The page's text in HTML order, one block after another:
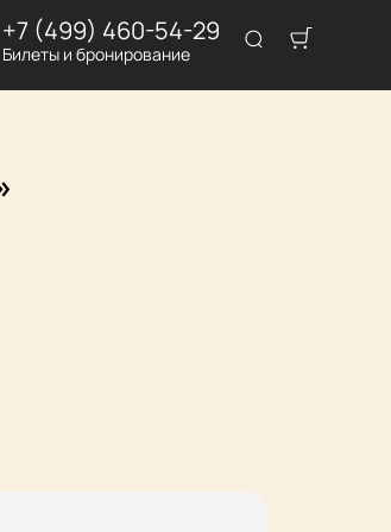
+7 (499) 460-54-29
Билеты и бронирование